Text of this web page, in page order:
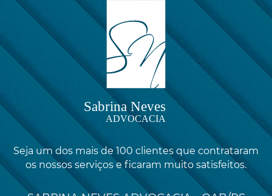
Seja um dos mais de 100 clientes que contrataram
os nossos serviços e ficaram muito satisfeitos.